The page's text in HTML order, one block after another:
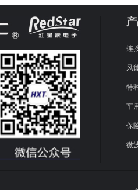
连
风
特
车
保
微